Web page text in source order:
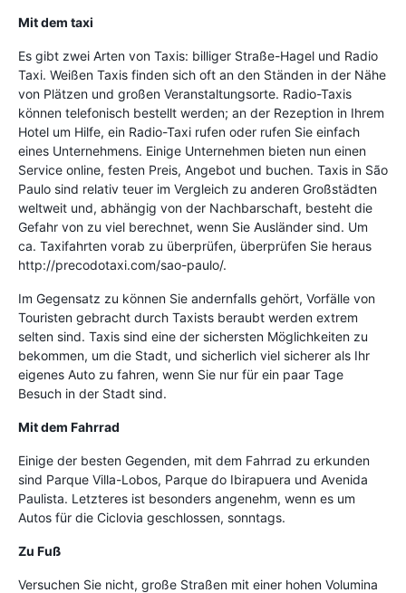
Mit dem taxi
Es gibt zwei Arten von Taxis: billiger Straße-Hagel und Radio
Taxi. Weißen Taxis finden sich oft an den Ständen in der Nähe
von Plätzen und großen Veranstaltungsorte. Radio-Taxis
können telefonisch bestellt werden; an der Rezeption in Ihrem
Hotel um Hilfe, ein Radio-Taxi rufen oder rufen Sie einfach
eines Unternehmens. Einige Unternehmen bieten nun einen
Service online, festen Preis, Angebot und buchen. Taxis in São
Paulo sind relativ teuer im Vergleich zu anderen Großstädten
weltweit und, abhängig von der Nachbarschaft, besteht die
Gefahr von zu viel berechnet, wenn Sie Ausländer sind. Um
ca. Taxifahrten vorab zu überprüfen, überprüfen Sie heraus
http://precodotaxi.com/sao-paulo/.
Im Gegensatz zu können Sie andernfalls gehört, Vorfälle von
Touristen gebracht durch Taxists beraubt werden extrem
selten sind. Taxis sind eine der sichersten Möglichkeiten zu
bekommen, um die Stadt, und sicherlich viel sicherer als Ihr
eigenes Auto zu fahren, wenn Sie nur für ein paar Tage
Besuch in der Stadt sind.
Mit dem Fahrrad
Einige der besten Gegenden, mit dem Fahrrad zu erkunden
sind Parque Villa-Lobos, Parque do Ibirapuera und Avenida
Paulista. Letzteres ist besonders angenehm, wenn es um
Autos für die Ciclovia geschlossen, sonntags.
Zu Fuß
Versuchen Sie nicht, große Straßen mit einer hohen Volumina